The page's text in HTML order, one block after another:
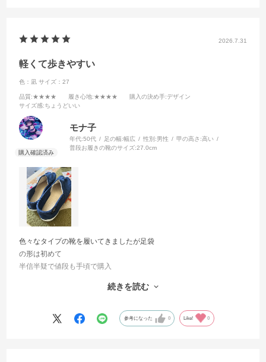
2026.7.31
軽くて歩きやすい
色：凪 サイズ：27
品質:★★★★ 履き心地:★★★★ 購入の決め手:デザイン
サイズ感:ちょうどいい
モナ子
年代:50代 足の幅:幅広 性別:男性 甲の高さ:高い
普段お履きの靴のサイズ:27.0cm
色々なタイプの靴を履いてきましたが足袋
の形は初めて
半信半疑で値段も手頃で購入
親指が広がってるので足の指に力が
中敷もあるので疲れない
続きを読む
参考になった 0 Like! 0